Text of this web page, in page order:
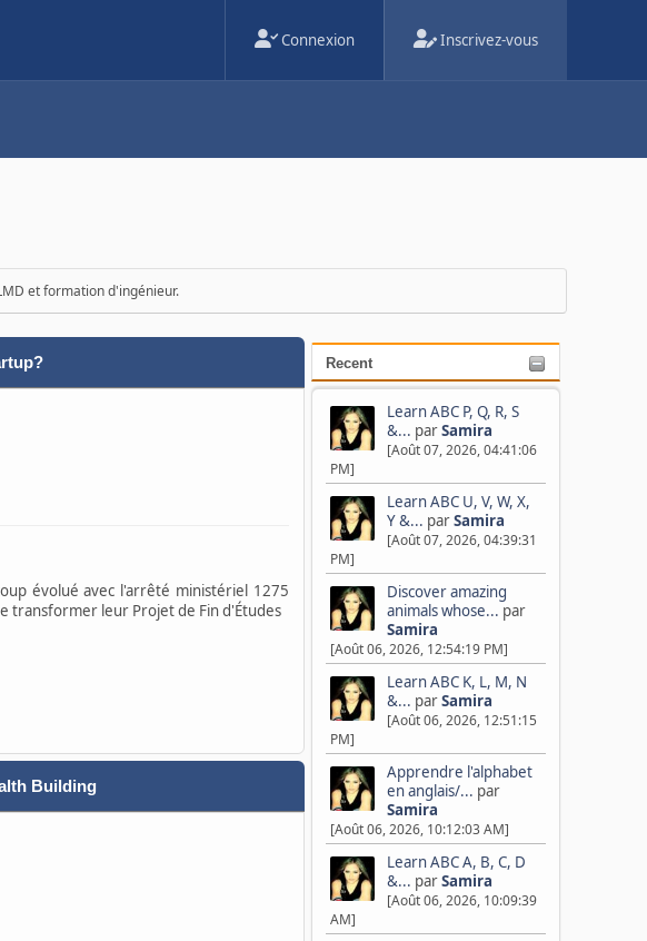
Connexion Inscrivez-vous
et formation d'ingénieur.
Recent
Learn ABC P, Q, R, S
&... parSamira
[Août 07, 2026, 04:41:06
PM]
Learn ABC U, V, W, X,
Y &... parSamira
[Août 07, 2026, 04:39:31
PM]
Discover amazing
animals whose... par
Samira
[Août 06, 2026, 12:54:19 PM]
Learn ABC K, L, M, N
&... parSamira
[Août 06, 2026, 12:51:15
PM]
Apprendre l'alphabet
en anglais/... par
Samira
[Août 06, 2026, 10:12:03 AM]
Learn ABC A, B, C, D
&... parSamira
[Août 06, 2026, 10:09:39
AM]
évolué avec l'arrêté ministériel 1275
transformer leur Projet de Fin d'Études
Building